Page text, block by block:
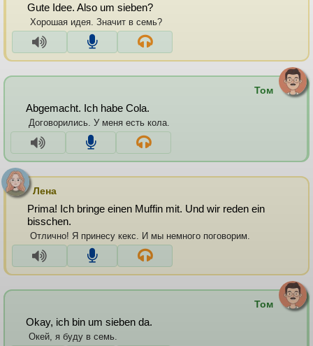
Gute Idee. Also um sieben?
Хорошая идея. Значит в семь?
Том
Abgemacht. Ich habe Cola.
Договорились. У меня есть кола.
Лена
Prima! Ich bringe einen Muffin mit. Und wir reden ein
bisschen.
Отлично! Я принесу кекс. И мы немного поговорим.
Том
Okay, ich bin um sieben da.
Окей, я буду в семь.